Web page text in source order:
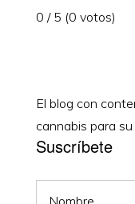
0 / 5 (0 votos)
El blog con
cannabis para
Suscríbete